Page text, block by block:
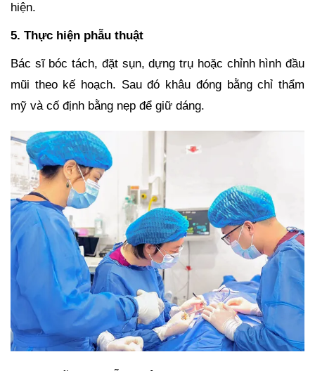
hiện.
5. Thực hiện phẫu thuật
Bác sĩ bóc tách, đặt sụn, dựng trụ hoặc chỉnh hình đầu
mũi theo kế hoạch. Sau đó khâu đóng bằng chỉ thẩm
mỹ và cố định bằng nẹp để giữ dáng.